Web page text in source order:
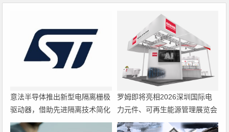
意法半导体推出新型电隔离栅极
驱动器，借助先进隔离技术简化
电源设计
罗姆即将亮相2026深圳国际电
力元件、可再生能源管理展览会
暨研讨会